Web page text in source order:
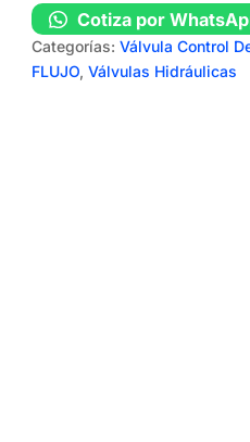
Cotiza por
Categorías:Válvula Control
FLUJO,Válvulas Hidráulicas